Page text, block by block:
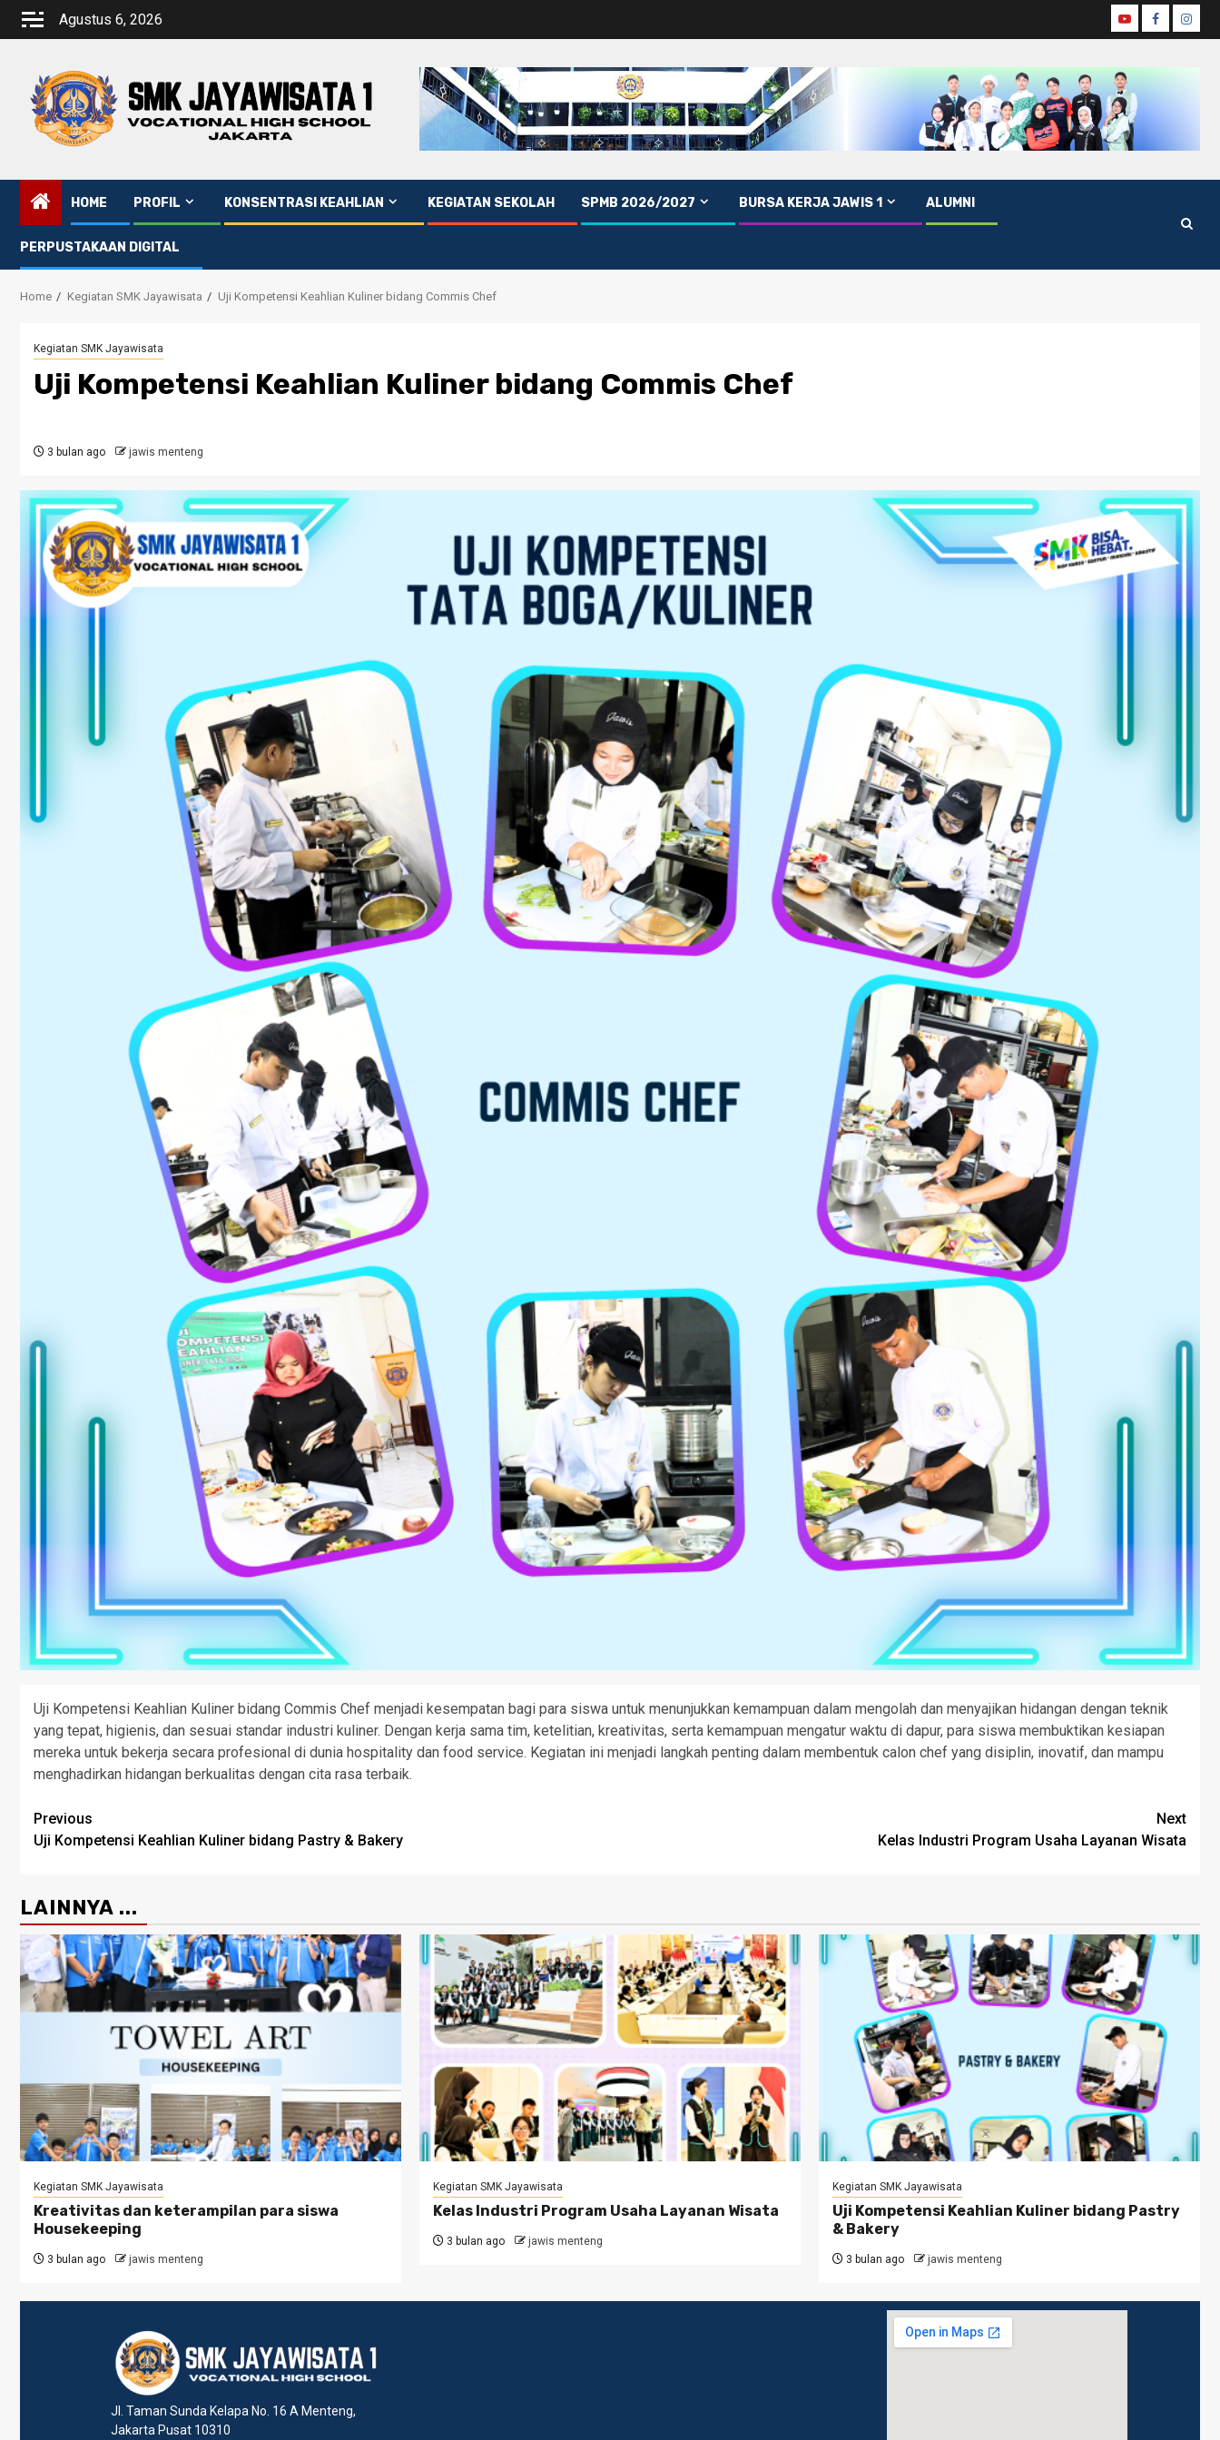
Agustus 6, 2026
HOME PROFIL KONSENTRASI KEAHLIAN KEGIATAN SEKOLAH SPMB 2026/2027 BURSA KERJA JAWIS 1 ALUMNI
PERPUSTAKAAN DIGITAL
Home Kegiatan SMK Jayawisata Uji Kompetensi Keahlian Kuliner bidang Commis Chef
Kegiatan SMK Jayawisata
Uji Kompetensi Keahlian Kuliner bidang Commis Chef
3 bulan ago jawis menteng
Uji Kompetensi Keahlian Kuliner bidang Commis Chef menjadi kesempatan bagi para siswa untuk menunjukkan kemampuan dalam mengolah dan menyajikan hidangan dengan teknik
yang tepat, higienis, dan sesuai standar industri kuliner. Dengan kerja sama tim, ketelitian, kreativitas, serta kemampuan mengatur waktu di dapur, para siswa membuktikan kesiapan
mereka untuk bekerja secara profesional di dunia hospitality dan food service. Kegiatan ini menjadi langkah penting dalam membentuk calon chef yang disiplin, inovatif, dan mampu
menghadirkan hidangan berkualitas dengan cita rasa terbaik.
Previous
Uji Kompetensi Keahlian Kuliner bidang Pastry & Bakery
Next
Kelas Industri Program Usaha Layanan Wisata
LAINNYA ...
Kegiatan SMK Jayawisata
Kreativitas dan keterampilan para siswa
Housekeeping
3 bulan ago jawis menteng
Kegiatan SMK Jayawisata
Kelas Industri Program Usaha Layanan Wisata
3 bulan ago jawis menteng
Kegiatan SMK Jayawisata
Uji Kompetensi Keahlian Kuliner bidang Pastry
& Bakery
3 bulan ago jawis menteng
Jl. Taman Sunda Kelapa No. 16 A Menteng,
Jakarta Pusat 10310